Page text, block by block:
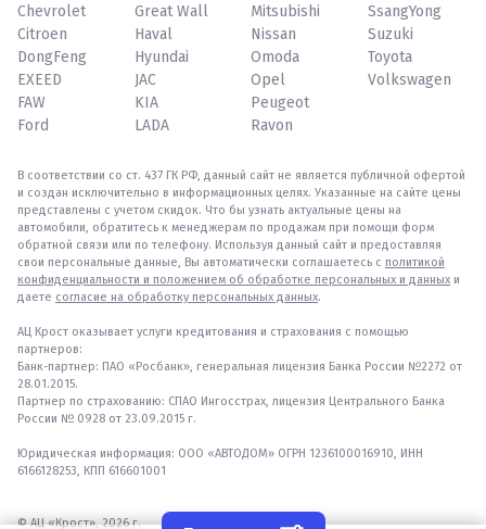
Chevrolet
Citroen
DongFeng
EXEED
FAW
Ford
Great Wall
Haval
Hyundai
JAC
KIA
LADA
Mitsubishi
Nissan
Omoda
Opel
Peugeot
Ravon
SsangYong
Suzuki
Toyota
Volkswagen
В соответствии со ст. 437 ГК РФ, данный сайт не является публичной офертой
и создан исключительно в информационных целях. Указанные на сайте цены
представлены с учетом скидок. Что бы узнать актуальные цены на
автомобили, обратитесь к менеджерам по продажам при помощи форм
обратной связи или по телефону. Используя данный сайт и предоставляя
свои персональные данные, Вы автоматически соглашаетесь с политикой
конфиденциальности и положением об обработке персональных и данных и
даете согласие на обработку персональных данных.
АЦ Крост оказывает услуги кредитования и страхования с помощью
партнеров:
Банк-партнер: ПАО «Росбанк», генеральная лицензия Банка России №2272 от
28.01.2015.
Партнер по страхованию: СПАО Ингосстрах, лицензия Центрального Банка
России № 0928 от 23.09.2015 г.
Юридическая информация: ООО «АВТОДОМ» ОГРН 1236100016910, ИНН
6166128253, КПП 616601001
© АЦ «Крост», 2026 г.